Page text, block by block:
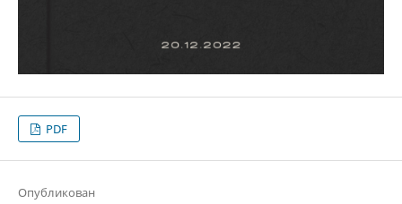
PDF
Опубликован